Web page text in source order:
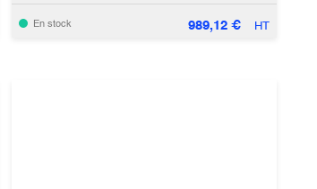
En stock 989,12 € HT